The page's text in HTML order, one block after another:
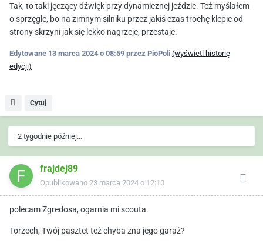
Tak, to taki jęczący dźwięk przy dynamicznej jeździe. Też myślałem
o sprzęgle, bo na zimnym silniku przez jakiś czas trochę klepie od
strony skrzyni jak się lekko nagrzeje, przestaje.
Edytowane 13 marca 2024 o 08:59 przez PioPoli (wyświetl historię
edycji)
Cytuj
2 tygodnie później...
frajdej89
Opublikowano 23 marca 2024 o 12:10
polecam Zgredosa, ogarnia mi scouta.
Torzech, Twój pasztet też chyba zna jego garaż?